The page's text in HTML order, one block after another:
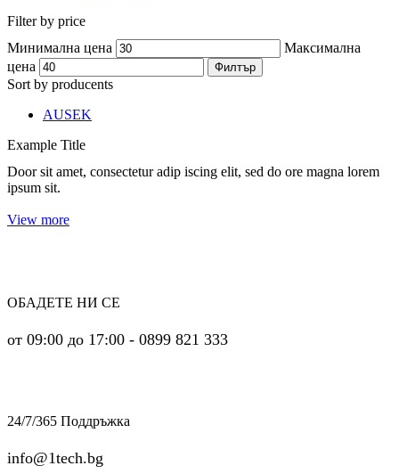
Filter by price
Минимална цена
Максимална
цена
Филтър
Sort by producents
AUSEK
Example Title
Door sit amet, consectetur adip iscing elit, sed do ore magna lorem
ipsum sit.
View more
ОБАДЕТЕ НИ СЕ
от 09:00 до 17:00 - 0899 821 333
24/7/365 Поддръжка
info@1tech.bg